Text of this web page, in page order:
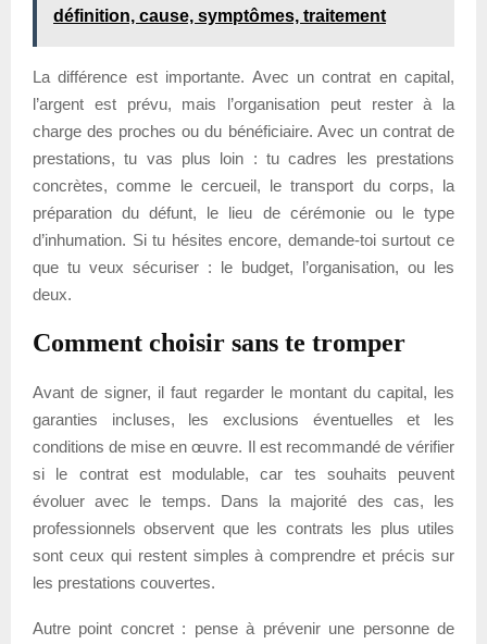
définition, cause, symptômes, traitement
La différence est importante. Avec un contrat en capital,
l’argent est prévu, mais l’organisation peut rester à la
charge des proches ou du bénéficiaire. Avec un contrat de
prestations, tu vas plus loin : tu cadres les prestations
concrètes, comme le cercueil, le transport du corps, la
préparation du défunt, le lieu de cérémonie ou le type
d’inhumation. Si tu hésites encore, demande-toi surtout ce
que tu veux sécuriser : le budget, l’organisation, ou les
deux.
Comment choisir sans te tromper
Avant de signer, il faut regarder le montant du capital, les
garanties incluses, les exclusions éventuelles et les
conditions de mise en œuvre. Il est recommandé de vérifier
si le contrat est modulable, car tes souhaits peuvent
évoluer avec le temps. Dans la majorité des cas, les
professionnels observent que les contrats les plus utiles
sont ceux qui restent simples à comprendre et précis sur
les prestations couvertes.
Autre point concret : pense à prévenir une personne de